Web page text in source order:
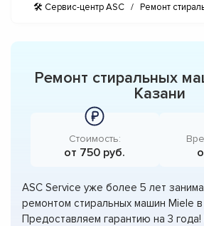
🛠 Сервис-центр ASC / Ремонт
Ремонт стиральных
Казани
Стоимость:
от 750 руб.
ASC Service уже более 5 лет
ремонтом стиральных машин Miele в
Предоставляем гарантию на 3